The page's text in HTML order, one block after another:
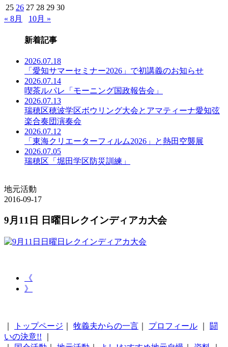
25 26 27 28 29 30
« 8月
10月 »
新着記事
2026.07.18
「愛知サマーセミナー2026」で初講義のお知らせ
2026.07.14
喫茶ルパレ「モーニング国政報告会」
2026.07.13
瑞穂区穂波学区ボウリング大会とアマティーナ愛知弦
楽合奏団演奏会
2026.07.12
「東海クリエーターフィルム2026」と熱田空襲展
2026.07.05
瑞穂区「堀田学区防災訓練」
地元活動
2016-09-17
9月11日 日曜日レクインディアカ大会
《
》
トップページ 牧義夫からの一言 プロフィール
闘
いの決意!!